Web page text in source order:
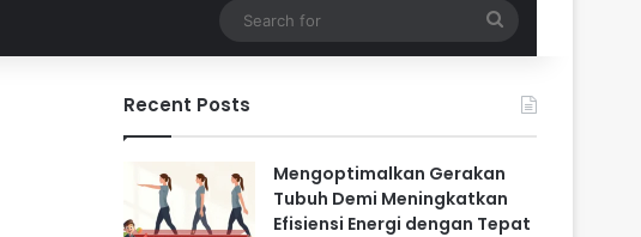
for
Recent Posts
Mengoptimalkan Gerakan
Tubuh Demi Meningkatkan
Efisiensi Energi dengan Tepat